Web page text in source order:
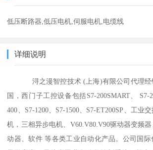
低压断路器,低压电机,伺服电机,电缆线
详细说明
浔之漫智控技术 (上海)有限公司代理经
国，西门子工控设备包括S7-200SMART、 S7-
400、S7-1200、S7-1500、S7-ET200SP、工业
机，三相异步电机、V60.V80.V90驱动器变频
动器、软件 等各类工业自动化产品。公司国